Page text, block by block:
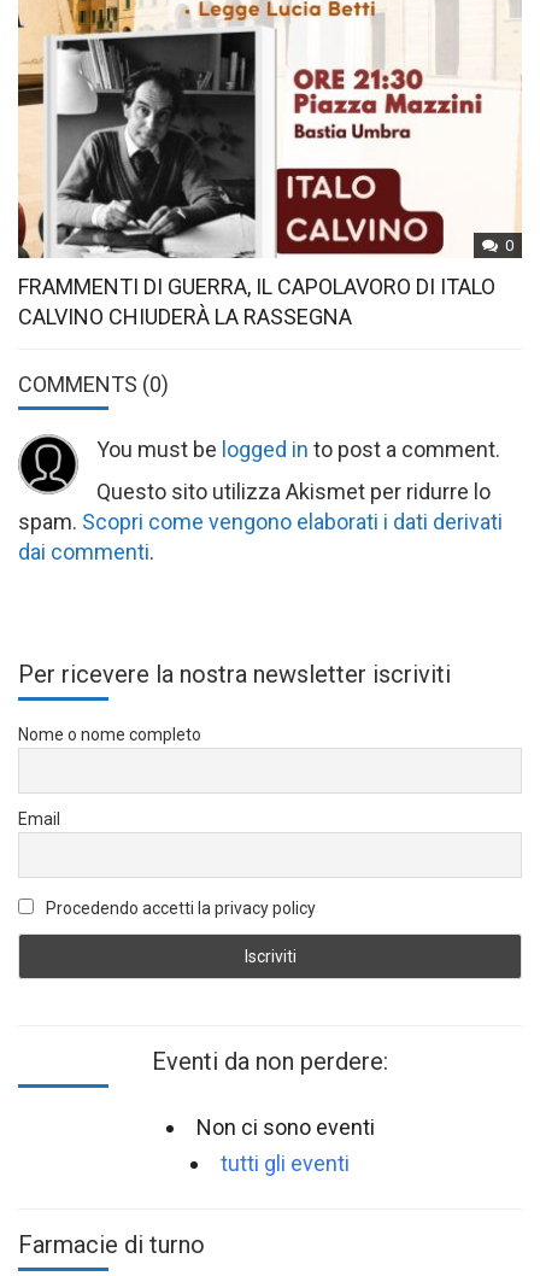
0
FRAMMENTI DI GUERRA, IL CAPOLAVORO DI ITALO
CALVINO CHIUDERÀ LA RASSEGNA
COMMENTS (0)
You must be logged in to post a comment.
Questo sito utilizza Akismet per ridurre lo
spam. Scopri come vengono elaborati i dati derivati
dai commenti.
Per ricevere la nostra newsletter iscriviti
Nome o nome completo
Email
Procedendo accetti la privacy policy
Eventi da non perdere:
Non ci sono eventi
tutti gli eventi
Farmacie di turno